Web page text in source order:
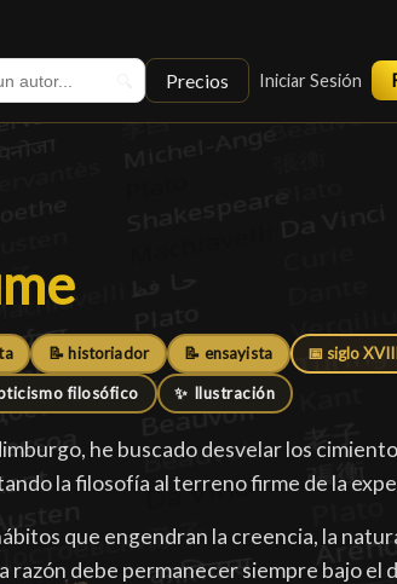
Precios Iniciar Sesión
📝 historiador 📝 ensayista 📅 siglo
filosófico ✨ Ilustración
he buscado desvelar los
la filosofía al terreno firme de la
que engendran la creencia, la
razón debe permanecer siempre bajo el